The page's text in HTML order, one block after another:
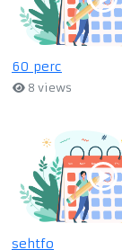
60 perc
8 views
sehtfo